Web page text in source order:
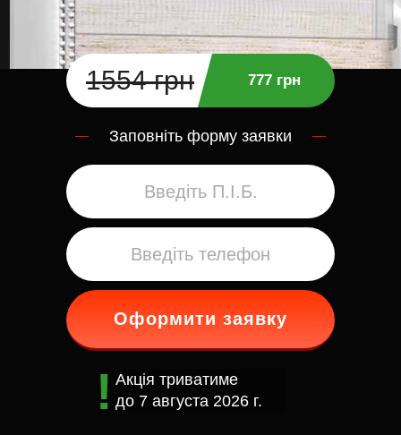
1554 грн 777 грн
Заповніть форму заявки
Оформити заявку
Акція триватиме
до 7 августа 2026 г.